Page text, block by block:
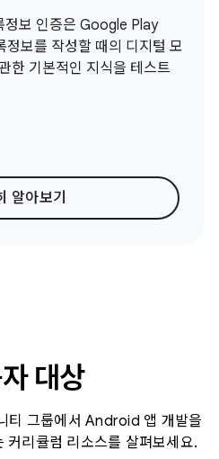
보 인증은 Google Play
보를 작성할 때의 디지털 모
한 기본적인 지식을 테스트
알아보기
대상
티 그룹에서 Android 앱 개발을
커리큘럼 리소스를 살펴보세요.